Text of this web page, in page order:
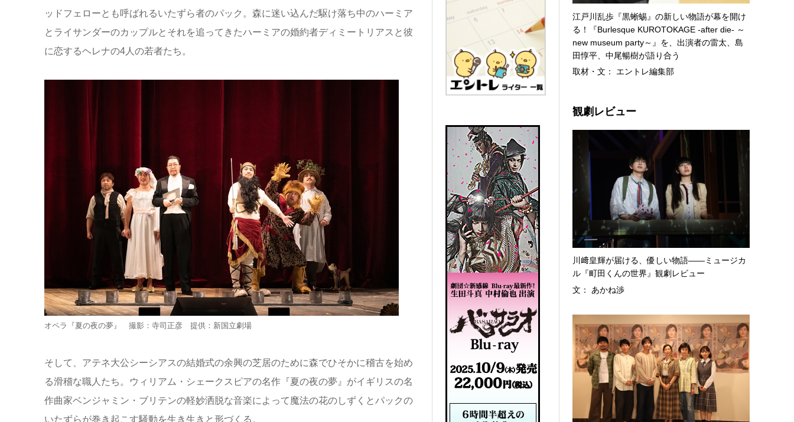
ッドフェローとも呼ばれるいたずら者のパック。森に迷い込んだ駆け落ち中のハーミア
とライサンダーのカップルとそれを追ってきたハーミアの婚約者ディミートリアスと彼
に恋するヘレナの4人の若者たち。
オペラ『夏の夜の夢』 撮影：寺司正彦 提供：新国立劇場
そして、アテネ大公シーシアスの結婚式の余興の芝居のために森でひそかに稽古を始め
る滑稽な職人たち。ウィリアム・シェークスピアの名作『夏の夜の夢』がイギリスの名
作曲家ベンジャミン・ブリテンの軽妙洒脱な音楽によって魔法の花のしずくとパックの
いたずらが巻き起こす騒動を生き生きと形づくる。
江戸川乱歩『黒蜥蜴』の新しい物語が幕を開け
る！『Burlesque KUROTOKAGE -after die- ～
new museum party～』を、出演者の雷太、島
田惇平、中尾暢樹が語り合う
取材・文： エントレ編集部
観劇レビュー
川﨑皇輝が届ける、優しい物語――ミュージカ
ル『町田くんの世界』観劇レビュー
文： あかね渉